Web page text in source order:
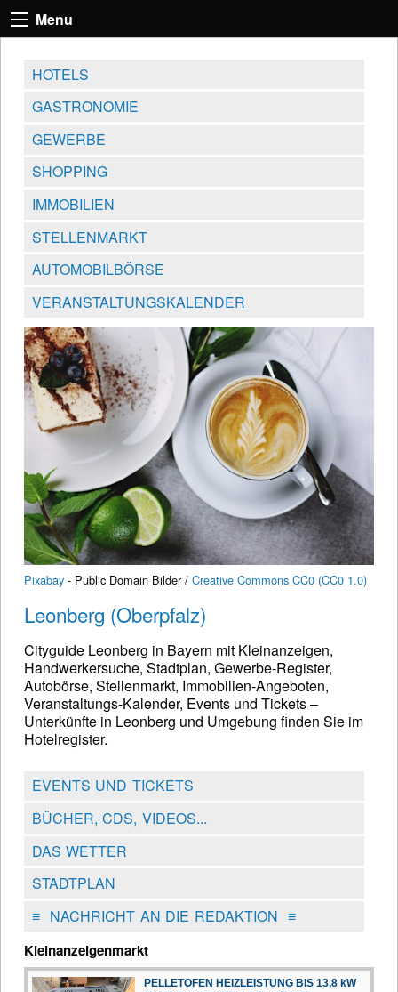
Menu
HOTELS
GASTRONOMIE
GEWERBE
SHOPPING
IMMOBILIEN
STELLENMARKT
AUTOMOBILBÖRSE
VERANSTALTUNGSKALENDER
Pixabay - Public Domain Bilder / Creative Commons CC0 (CC0 1.0)
Leonberg (Oberpfalz)
Cityguide Leonberg in Bayern mit Kleinanzeigen,
Handwerkersuche, Stadtplan, Gewerbe-Register,
Autobörse, Stellenmarkt, Immobilien-Angeboten,
Veranstaltungs-Kalender, Events und Tickets –
Unterkünfte in Leonberg und Umgebung finden Sie im
Hotelregister.
EVENTS UND TICKETS
BÜCHER, CDS, VIDEOS...
DAS WETTER
STADTPLAN
≡NACHRICHT AN DIE REDAKTION ≡
Kleinanzeigenmarkt
PELLETOFEN HEIZLEISTUNG BIS 13,8 kW